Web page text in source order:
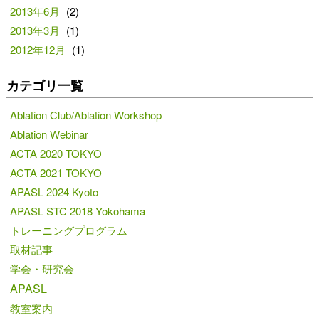
2013年6月
(2)
2013年3月
(1)
2012年12月
(1)
カテゴリ一覧
Ablation Club/Ablation Workshop
Ablation Webinar
ACTA 2020 TOKYO
ACTA 2021 TOKYO
APASL 2024 Kyoto
APASL STC 2018 Yokohama
トレーニングプログラム
取材記事
学会・研究会
APASL
教室案内